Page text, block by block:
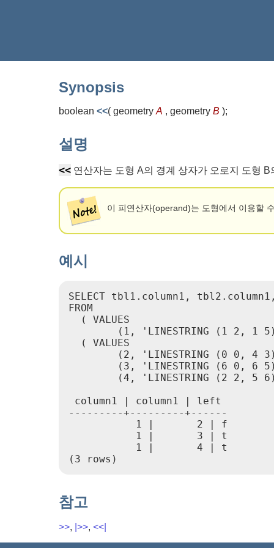
Synopsis
boolean <<( geometry A , geometry B );
설명
<< 연산자는 도형 A의 경계 상자가 오로지 도형
이 피연산자(operand)는 도형에서 이용할
예시
SELECT tbl1.column1,
FROM
  ( VALUES
(1, 'LINESTRING (1 2, 1
  ( VALUES
(2, 'LINESTRING (0 0, 4
(3, 'LINESTRING (6 0, 6
(4, 'LINESTRING (2 2, 5
column1 | column1 | left
---------+---------+------
           1 |       2 | f
           1 |       3 | t
           1 |       4 | t
(3 rows)
참고
>>, |>>, <<|